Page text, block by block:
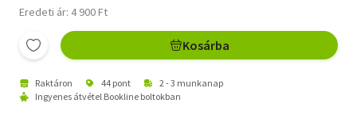
Eredeti ár: 4 900 Ft
Kosárba
Raktáron 44 pont
2 - 3 munkanap
Ingyenes átvétel Bookline boltokban